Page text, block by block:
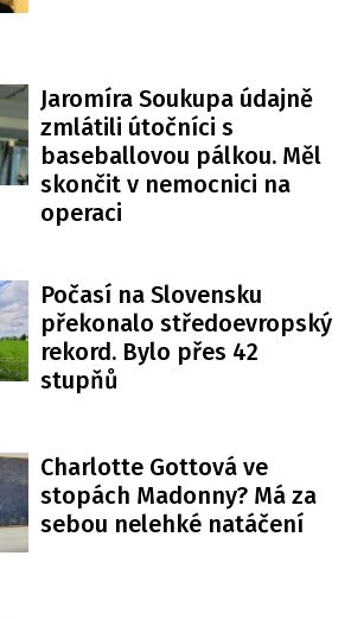
Jaromíra Soukupa údajně
zmlátili útočníci s
baseballovou pálkou. Měl
skončit v nemocnici na
operaci
Počasí na Slovensku
překonalo středoevropský
rekord. Bylo přes 42
stupňů
Charlotte Gottová ve
stopách Madonny? Má za
sebou nelehké natáčení